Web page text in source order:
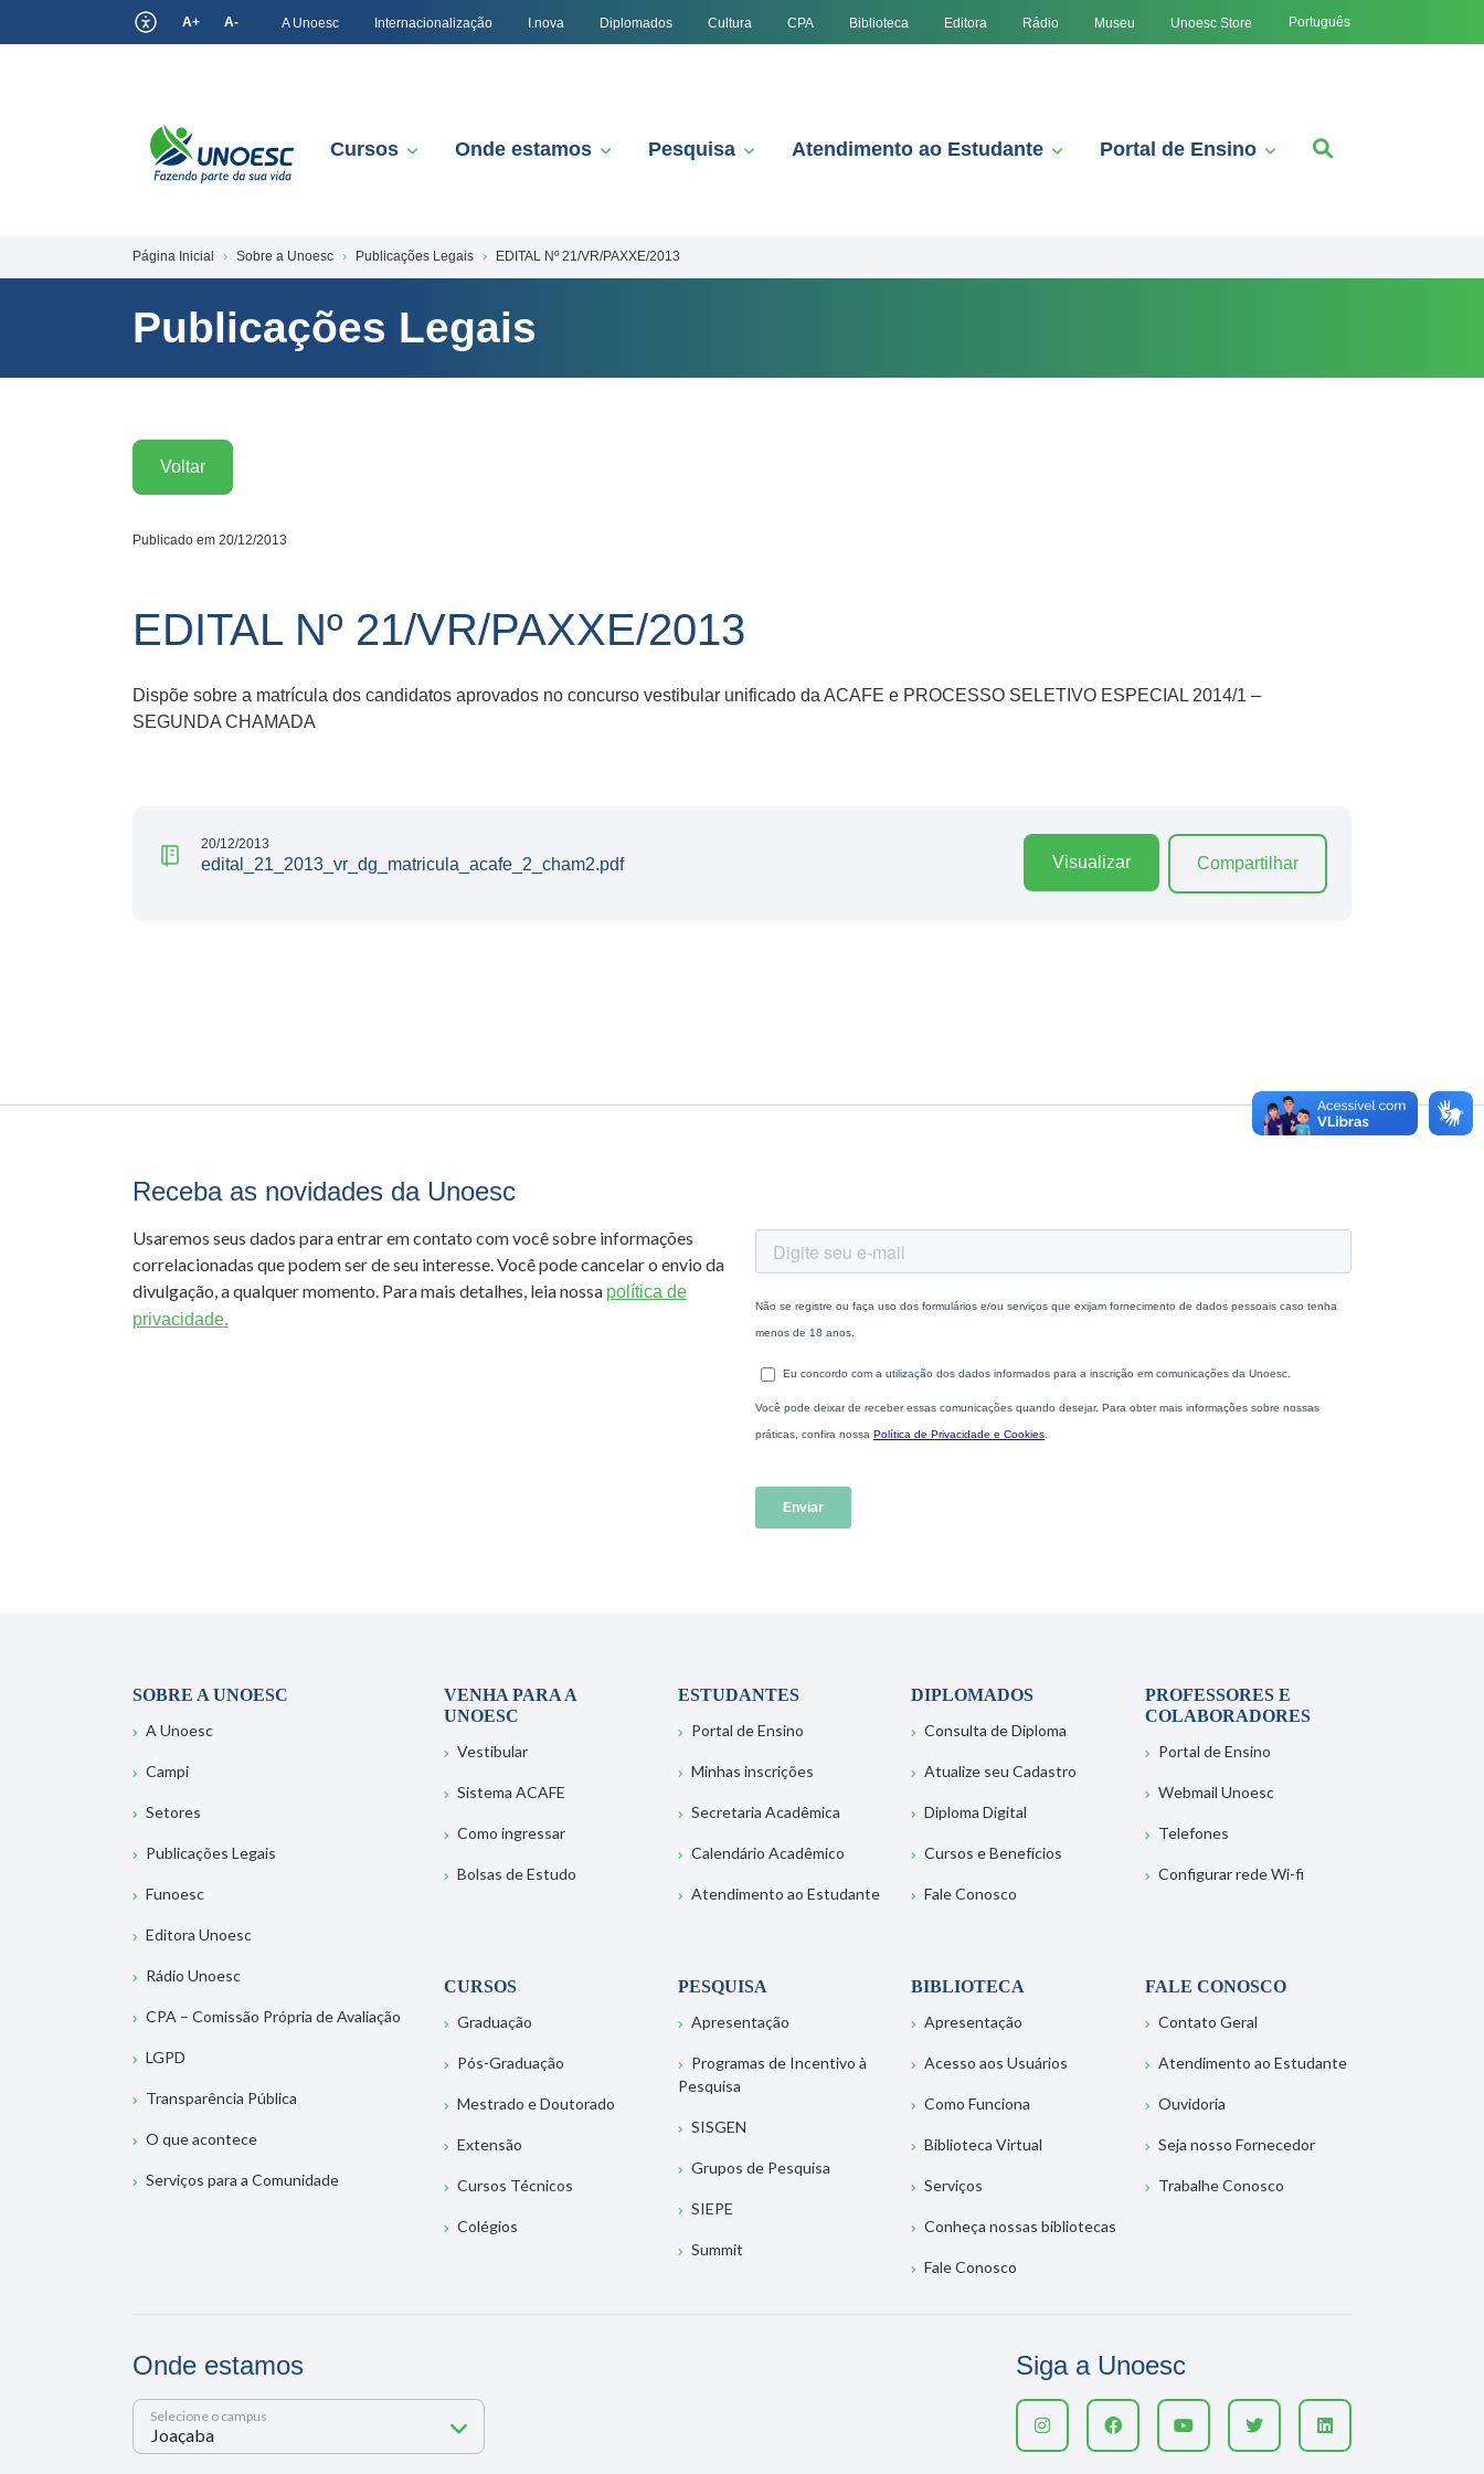
A+ A- A Unoesc Internacionalização I.nova Diplomados Cultura CPA Biblioteca Editora Rádio Museu Unoesc Store Português
Cursos Onde estamos Pesquisa Atendimento ao Estudante Portal de Ensino
Página Inicial Sobre a Unoesc Publicações Legais EDITAL Nº 21/VR/PAXXE/2013
Publicações Legais
Voltar
Publicado em 20/12/2013
EDITAL Nº 21/VR/PAXXE/2013
Dispõe sobre a matrícula dos candidatos aprovados no concurso vestibular unificado da ACAFE e PROCESSO SELETIVO ESPECIAL 2014/1 –
SEGUNDA CHAMADA
20/12/2013
edital_21_2013_vr_dg_matricula_acafe_2_cham2.pdf Visualizar Compartilhar
Receba as novidades da Unoesc
Usaremos seus dados para entrar em contato com você sobre informações
correlacionadas que podem ser de seu interesse. Você pode cancelar o envio da
divulgação, a qualquer momento. Para mais detalhes, leia nossa política de
privacidade.
SOBRE A UNOESC
A Unoesc
Campi
Setores
Publicações Legais
Funoesc
Editora Unoesc
Rádio Unoesc
CPA – Comissão Própria de Avaliação
LGPD
Transparência Pública
O que acontece
Serviços para a Comunidade
VENHA PARA A
UNOESC
Vestibular
Sistema ACAFE
Como ingressar
Bolsas de Estudo
ESTUDANTES
Portal de Ensino
Minhas inscrições
Secretaria Acadêmica
Calendário Acadêmico
Atendimento ao Estudante
DIPLOMADOS
Consulta de Diploma
Atualize seu Cadastro
Diploma Digital
Cursos e Benefícios
Fale Conosco
PROFESSORES E
COLABORADORES
Portal de Ensino
Webmail Unoesc
Telefones
Configurar rede Wi-fi
CURSOS
Graduação
Pós-Graduação
Mestrado e Doutorado
Extensão
Cursos Técnicos
Colégios
PESQUISA
Apresentação
Programas de Incentivo à
Pesquisa
SISGEN
Grupos de Pesquisa
SIEPE
Summit
BIBLIOTECA
Apresentação
Acesso aos Usuários
Como Funciona
Biblioteca Virtual
Serviços
Conheça nossas bibliotecas
Fale Conosco
FALE CONOSCO
Contato Geral
Atendimento ao Estudante
Ouvidoria
Seja nosso Fornecedor
Trabalhe Conosco
Onde estamos
Selecione o campus
Siga a Unoesc